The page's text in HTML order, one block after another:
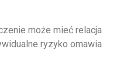
może mieć relacja
ryzyko omawia